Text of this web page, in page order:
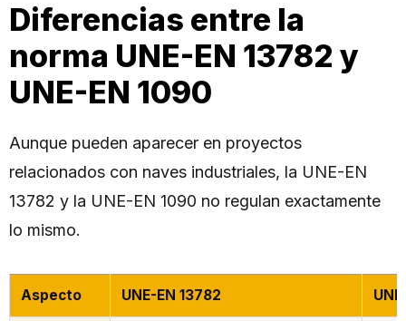
Diferencias entre la
norma UNE-EN 13782 y
UNE-EN 1090
Aunque pueden aparecer en proyectos
relacionados con naves industriales, la UNE-EN
13782 y la UNE-EN 1090 no regulan exactamente
lo mismo.
Aspecto UNE-EN 13782